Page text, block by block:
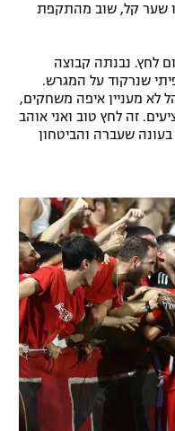
שער קל, שוב מהתקפת
לחץ. נבנתה קבוצה
שנרקוד על המגרש.
לא מעניין איפה משחקים,
זה לחץ טוב ואני אוהב
שעברה והביטחון